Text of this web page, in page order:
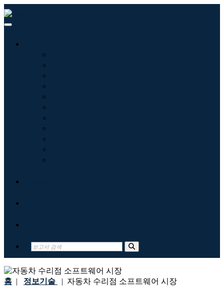
홈 | 정보기술 | 자동차 수리점 소프트웨어 시장